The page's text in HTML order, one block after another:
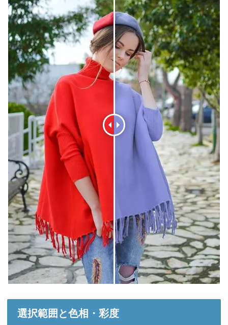
選択範囲と色相・彩度